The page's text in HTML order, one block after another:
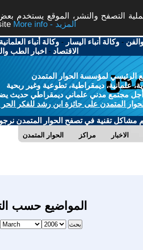
التصفح والنشر، الموقع يستخدم
More info - المزيد
-وكالة أنباء اليسار -وكالة أنباء العلمانية
الاقتصاد - اخبار الطب
الرئيسي لمؤسسة الحوار المتمدن
علمانية، ديمقراطية، تطوعية وغير ربحية
مجتمع مدني علماني ديمقراطي حديث يضمن
المتمدن على جائزة ابن رشد للفكر الحر
مشاكل تقنية في تصفح الحوار المتمدن نرجو
الحوار المتمدن مراكز الاخبار
المواضيع حسب